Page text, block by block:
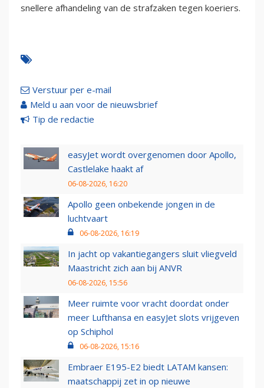
snellere afhandeling van de strafzaken tegen koeriers.
Verstuur per e-mail
Meld u aan voor de nieuwsbrief
Tip de redactie
easyJet wordt overgenomen door Apollo,
Castlelake haakt af
06-08-2026, 16:20
Apollo geen onbekende jongen in de
luchtvaart
06-08-2026, 16:19
In jacht op vakantiegangers sluit vliegveld
Maastricht zich aan bij ANVR
06-08-2026, 15:56
Meer ruimte voor vracht doordat onder
meer Lufthansa en easyJet slots vrijgeven
op Schiphol
06-08-2026, 15:16
Embraer E195-E2 biedt LATAM kansen:
maatschappij zet in op nieuwe